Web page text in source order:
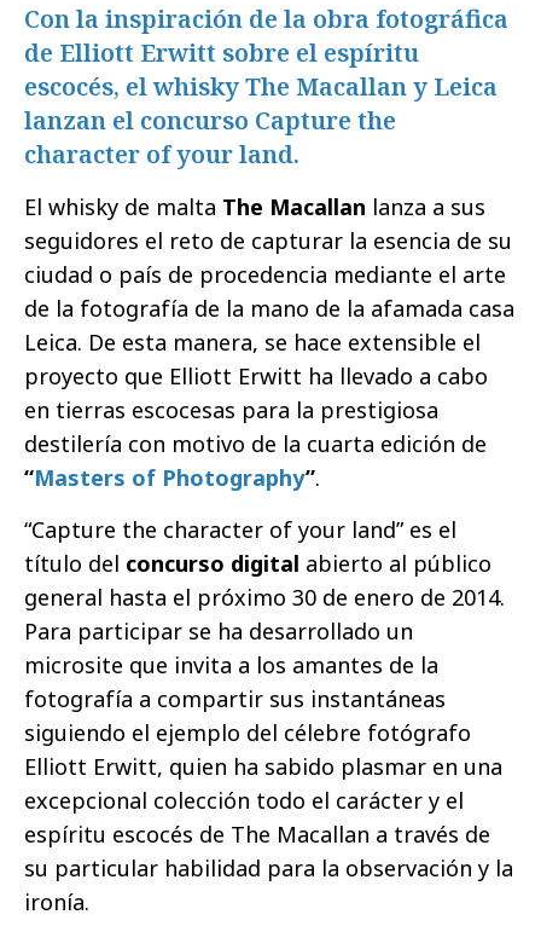
Con la inspiración de la obra fotográfica
de Elliott Erwitt sobre el espíritu
escocés, el whisky The Macallan y Leica
lanzan el concurso Capture the
character of your land.
El whisky de malta The Macallan lanza a sus
seguidores el reto de capturar la esencia de su
ciudad o país de procedencia mediante el arte
de la fotografía de la mano de la afamada casa
Leica. De esta manera, se hace extensible el
proyecto que Elliott Erwitt ha llevado a cabo
en tierras escocesas para la prestigiosa
destilería con motivo de la cuarta edición de
“Masters of Photography”.
“Capture the character of your land” es el
título del concurso digital abierto al público
general hasta el próximo 30 de enero de 2014.
Para participar se ha desarrollado un
microsite que invita a los amantes de la
fotografía a compartir sus instantáneas
siguiendo el ejemplo del célebre fotógrafo
Elliott Erwitt, quien ha sabido plasmar en una
excepcional colección todo el carácter y el
espíritu escocés de The Macallan a través de
su particular habilidad para la observación y la
ironía.